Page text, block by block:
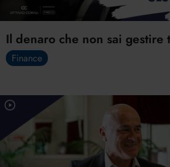
Il denaro che non sai gestire
Finance